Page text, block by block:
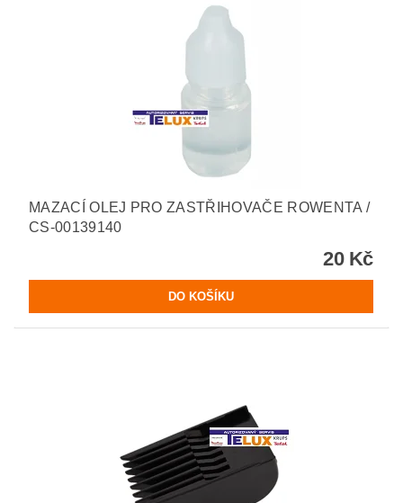
MAZACÍ OLEJ PRO ZASTŘIHOVAČE ROWENTA /
CS-00139140
20 Kč